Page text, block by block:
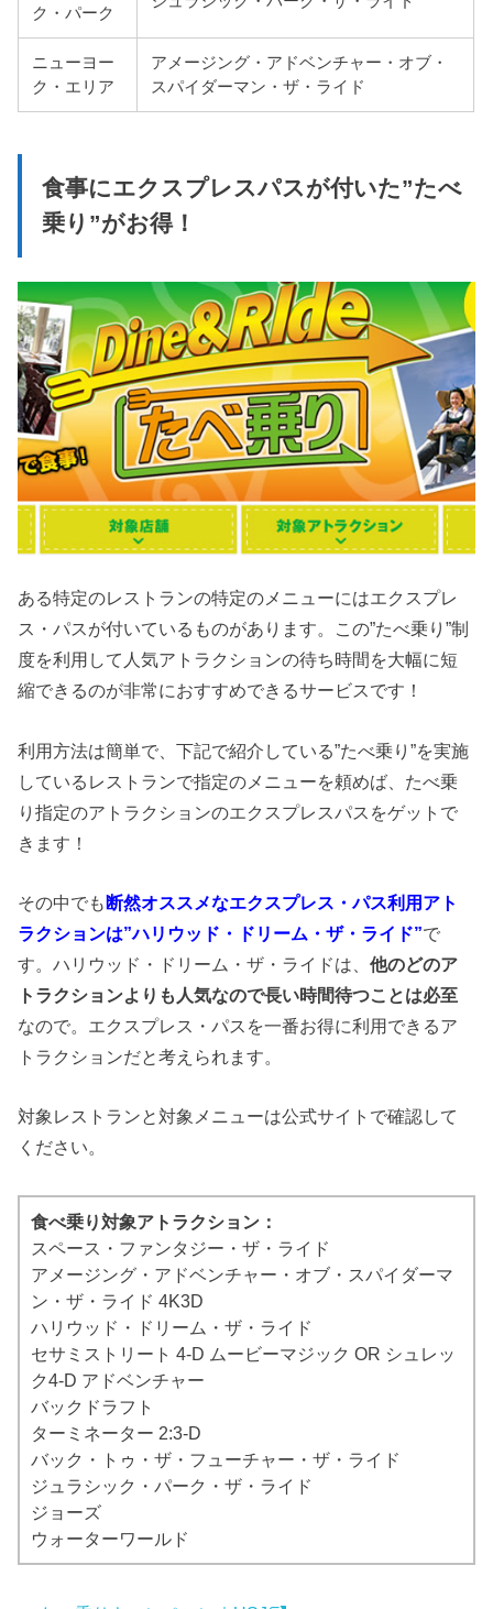
ク・パーク
ニューヨー
ク・エリア
アメージング・アドベンチャー・オブ・
スパイダーマン・ザ・ライド
食事にエクスプレスパスが付いた”たべ
乗り”がお得！
ある特定のレストランの特定のメニューにはエクスプレ
ス・パスが付いているものがあります。この”たべ乗り”制
度を利用して人気アトラクションの待ち時間を大幅に短
縮できるのが非常におすすめできるサービスです！
利用方法は簡単で、下記で紹介している”たべ乗り”を実施
しているレストランで指定のメニューを頼めば、たべ乗
り指定のアトラクションのエクスプレスパスをゲットで
きます！
その中でも 断然オススメなエクスプレス・パス利用アト
ラクションは”ハリウッド・ドリーム・ザ・ライド”で
す。ハリウッド・ドリーム・ザ・ライドは、他のどのア
トラクションよりも人気なので長い時間待つことは必至
なので。エクスプレス・パスを一番お得に利用できるア
トラクションだと考えられます。
対象レストランと対象メニューは公式サイトで確認して
ください。
食べ乗り対象アトラクション：
スペース・ファンタジー・ザ・ライド
アメージング・アドベンチャー・オブ・スパイダーマ
ン・ザ・ライド 4K3D
ハリウッド・ドリーム・ザ・ライド
セサミストリート 4-D ムービーマジック OR シュレッ
ク4-D アドベンチャー
バックドラフト
ターミネーター 2:3-D
バック・トゥ・ザ・フューチャー・ザ・ライド
ジュラシック・パーク・ザ・ライド
ジョーズ
ウォーターワールド